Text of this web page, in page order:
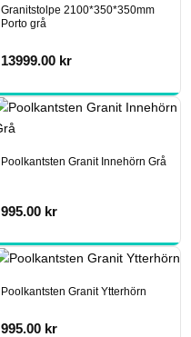
Granitstolpe 2100*350*350mm
Porto grå
13999.00 kr
Poolkantsten Granit Innehörn Grå
995.00 kr
Poolkantsten Granit Ytterhörn
995.00 kr